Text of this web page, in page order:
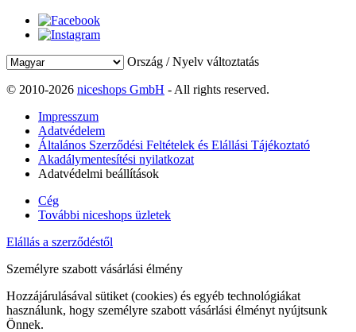
Ország / Nyelv változtatás
© 2010-2026 niceshops GmbH - All rights reserved.
Impresszum
Adatvédelem
Általános Szerződési Feltételek és Elállási Tájékoztató
Akadálymentesítési nyilatkozat
Adatvédelmi beállítások
Cég
További niceshops üzletek
Elállás a szerződéstől
Személyre szabott vásárlási élmény
Hozzájárulásával sütiket (cookies) és egyéb technológiákat
használunk, hogy személyre szabott vásárlási élményt nyújtsunk
Önnek.